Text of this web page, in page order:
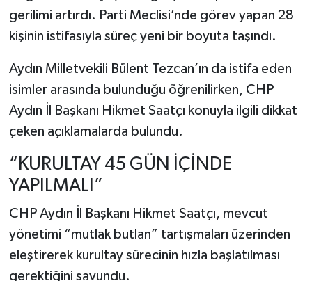
gerilimi artırdı. Parti Meclisi’nde görev yapan 28
kişinin istifasıyla süreç yeni bir boyuta taşındı.
Aydın Milletvekili Bülent Tezcan’ın da istifa eden
isimler arasında bulunduğu öğrenilirken, CHP
Aydın İl Başkanı Hikmet Saatçı konuyla ilgili dikkat
çeken açıklamalarda bulundu.
“KURULTAY 45 GÜN İÇİNDE
YAPILMALI”
CHP Aydın İl Başkanı Hikmet Saatçı, mevcut
yönetimi “mutlak butlan” tartışmaları üzerinden
eleştirerek kurultay sürecinin hızla başlatılması
gerektiğini savundu.